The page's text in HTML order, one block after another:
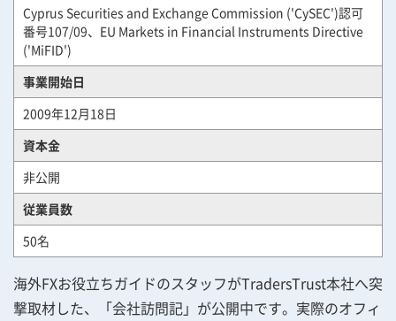
Cyprus Securities and Exchange Commission ('CySEC')認可
番号107/09、EU Markets in Financial Instruments Directive
('MiFID')
事業開始日
2009年12月18日
資本金
非公開
従業員数
50名
海外FXお役立ちガイドのスタッフがTradersTrust本社へ突
撃取材した、「会社訪問記」が公開中です。実際のオフィ